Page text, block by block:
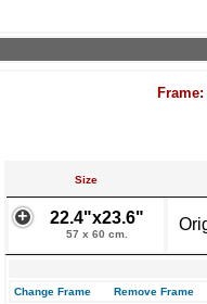
Frame:
Size
22.4"x23.6"
57 x 60 cm.
Change Frame
Remove Frame